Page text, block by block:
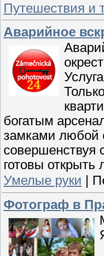
Путешествия и
Аварийное
богатым
замками любой
совершенствуя
готовы
Умелые руки
Фотограф в